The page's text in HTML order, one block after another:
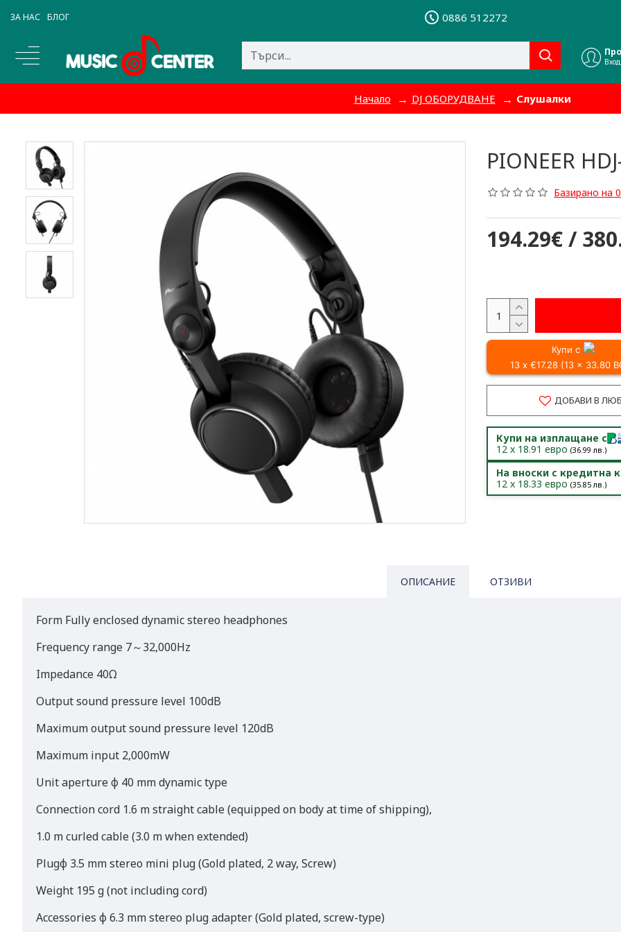
ЗА НАС БЛОГ 0886 512272
Начало DJ ОБОРУДВАНЕ Слушалки
PIONEER
Базирано на
194.29€ /
Купи с
13 x €17.28 (13 x 33.80
ДОБАВИ В
Купи на изплащане с
12 x 18.91 евро (36.99 лв.)
На вноски с кредитна
12 x 18.33 евро (35.85лв.)
ОПИСАНИЕ ОТЗИВИ
Form Fully enclosed dynamic stereo headphones
Frequency range 7～32,000Hz
Impedance 40Ω
Output sound pressure level 100dB
Maximum output sound pressure level 120dB
Maximum input 2,000mW
Unit aperture φ 40 mm dynamic type
Connection cord 1.6 m straight cable (equipped on body at time of shipping),
1.0 m curled cable (3.0 m when extended)
Plugφ 3.5 mm stereo mini plug (Gold plated, 2 way, Screw)
Weight 195 g (not including cord)
Accessories φ 6.3 mm stereo plug adapter (Gold plated, screw-type)